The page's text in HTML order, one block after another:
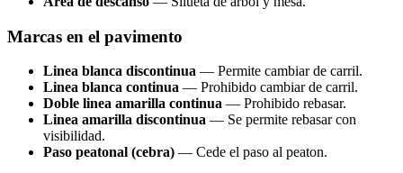
Marcas en el pavimento
Linea blanca discontinua — Permite cambiar de carril.
Linea blanca continua — Prohibido cambiar de carril.
Doble linea amarilla continua — Prohibido rebasar.
Linea amarilla discontinua — Se permite rebasar con
visibilidad.
Paso peatonal (cebra) — Cede el paso al peaton.